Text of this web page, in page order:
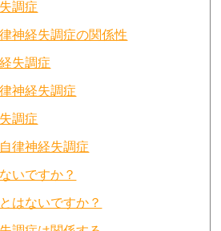
調症
神経失調症の関係性
失調症
神経失調症
調症
律神経失調症
いですか？
はないですか？